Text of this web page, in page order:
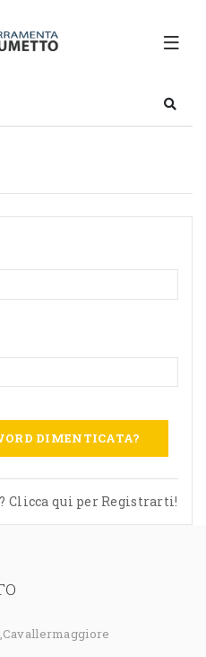
DIMENTICATA?
Clicca qui per Registrarti!
,Cavallermaggiore